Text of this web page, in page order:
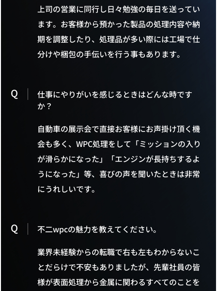
上司の営業に同行し日々勉強の毎日を送ってい
ます。お客様から預かった製品の処理内容や納
期を調整したり、処理品が多い際には工場で仕
分けや梱包の手伝いを行う事もあります。
Q
仕事にやりがいを感じるときはどんな時です
か？
自動車の展示会で直接お客様にお声掛け頂く機
会も多く、WPC処理をして「ミッションの入り
が滑らかになった」「エンジンが長持ちするよ
うになった」等、喜びの声を聞いたときは非常
にうれしいです。
Q
不二wpcの魅力を教えてください。
業界未経験からの転職で右も左もわからないこ
とだらけで不安もありましたが、先輩社員の皆
様が表面処理から金属に関わるすべてのことを